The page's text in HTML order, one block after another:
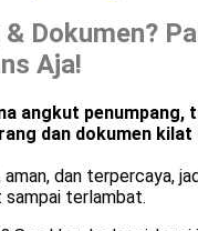
Dokumen?
Aja!
angkut penumpang,
dan dokumen
dan terpercaya,
terlambat.